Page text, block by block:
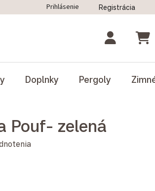
Odstúpenie od zmluvy
Prihlásenie Registrácia
Doplnky Pergoly
Pouf- zelená
z 5 hviezdičiek.